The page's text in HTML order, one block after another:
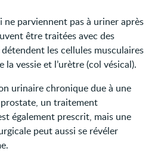
ne parviennent pas à uriner après
être traitées avec des
les cellules musculaires
vessie et l’urètre (col vésical).
urinaire chronique due à une
un traitement
également prescrit, mais une
peut aussi se révéler